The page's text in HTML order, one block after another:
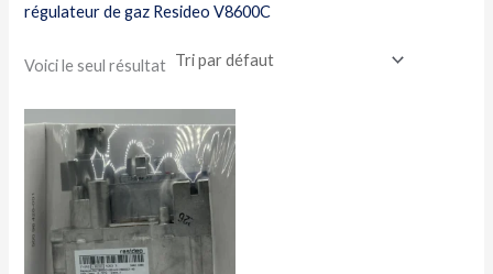
régulateur de gaz Resideo V8600C
Voici le seul résultat